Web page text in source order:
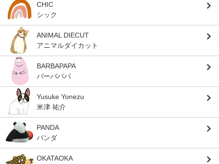
CHIC
シック
ANIMAL DIECUT
アニマルダイカット
BARBAPAPA
バーバパパ
Yusuke Yonezu
米津 祐介
PANDA
パンダ
OKATAOKA